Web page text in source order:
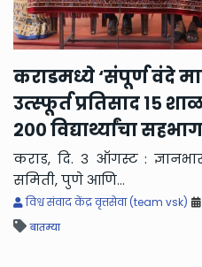
कराडमध्ये ‘संपूर्ण वंदे
उत्स्फूर्त प्रतिसाद १५
२०० विद्यार्थ्यांचा सहभाग
कराड, दि. ३ ऑगस्ट :
समिती, पुणे आणि...
विश्व संवाद केंद्र वृत्तसेवा (team vsk)
बातम्या